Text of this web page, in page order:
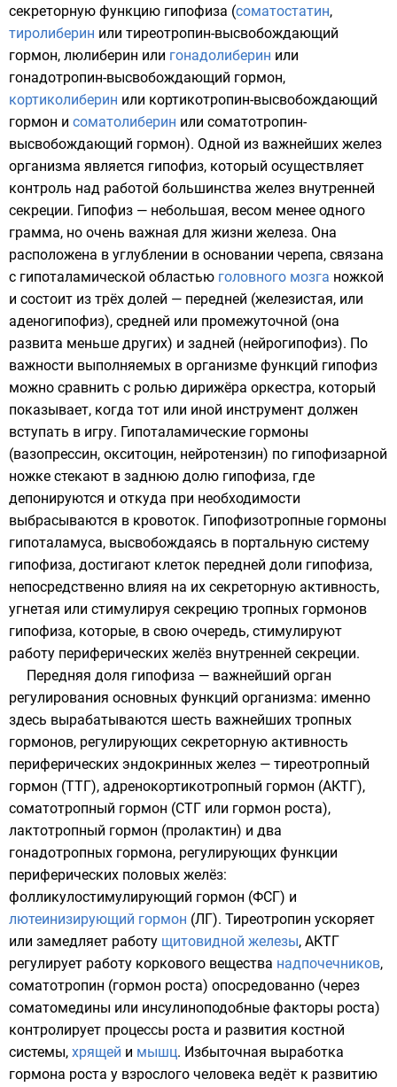
секреторную функцию гипофиза (соматостатин,
тиролиберин или тиреотропин-высвобождающий
гормон, люлиберин или гонадолиберин или
гонадотропин-высвобождающий гормон,
кортиколиберин или кортикотропин-высвобождающий
гормон и соматолиберин или соматотропин-
высвобождающий гормон). Одной из важнейших желез
организма является гипофиз, который осуществляет
контроль над работой большинства желез внутренней
секреции. Гипофиз — небольшая, весом менее одного
грамма, но очень важная для жизни железа. Она
расположена в углублении в основании черепа, связана
с гипоталамической областью головного мозга ножкой
и состоит из трёх долей — передней (железистая, или
аденогипофиз), средней или промежуточной (она
развита меньше других) и задней (нейрогипофиз). По
важности выполняемых в организме функций гипофиз
можно сравнить с ролью дирижёра оркестра, который
показывает, когда тот или иной инструмент должен
вступать в игру. Гипоталамические гормоны
(вазопрессин, окситоцин, нейротензин) по гипофизарной
ножке стекают в заднюю долю гипофиза, где
депонируются и откуда при необходимости
выбрасываются в кровоток. Гипофизотропные гормоны
гипоталамуса, высвобождаясь в портальную систему
гипофиза, достигают клеток передней доли гипофиза,
непосредственно влияя на их секреторную активность,
угнетая или стимулируя секрецию тропных гормонов
гипофиза, которые, в свою очередь, стимулируют
работу периферических желёз внутренней секреции.
Передняя доля гипофиза — важнейший орган
регулирования основных функций организма: именно
здесь вырабатываются шесть важнейших тропных
гормонов, регулирующих секреторную активность
периферических эндокринных желез — тиреотропный
гормон (ТТГ), адренокортикотропный гормон (АКТГ),
соматотропный гормон (СТГ или гормон роста),
лактотропный гормон (пролактин) и два
гонадотропных гормона, регулирующих функции
периферических половых желёз:
фолликулостимулирующий гормон (ФСГ) и
лютеинизирующий гормон (ЛГ). Тиреотропин ускоряет
или замедляет работу щитовидной железы, АКТГ
регулирует работу коркового вещества надпочечников,
соматотропин (гормон роста) опосредованно (через
соматомедины или инсулиноподобные факторы роста)
контролирует процессы роста и развития костной
системы, хрящей и мышц. Избыточная выработка
гормона роста у взрослого человека ведёт к развитию